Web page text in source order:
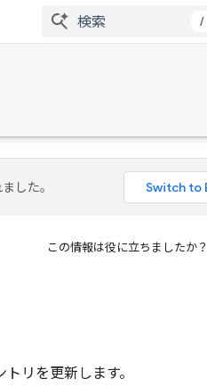
/
した。
この情報は役に立ちましたか？
リを更新します。